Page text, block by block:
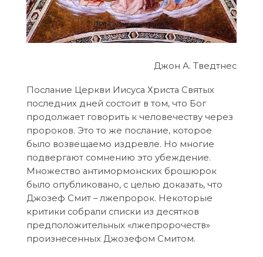
Джон А. Тведтнес
Послание Церкви Иисуса Христа Святых
последних дней состоит в том, что Бог
продолжает говорить к человечеству через
пророков. Это то же послание, которое
было возвещаемо издревле. Но многие
подвергают сомнению это убеждение.
Множество антимормонских брошюрок
было опубликовано, с целью доказать, что
Джозеф Смит – лжепророк. Некоторые
критики собрали списки из десятков
предположительных «лжепророчеств»
произнесенных Джозефом Смитом.